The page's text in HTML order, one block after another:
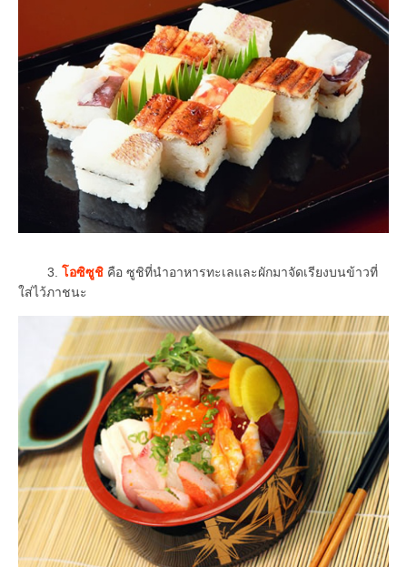
3. โอซิซูชิ คือ ซูชิที่นำอาหารทะเลและผักมาจัดเรียงบนข้าวที่
ใส่ไว้ภาชนะ